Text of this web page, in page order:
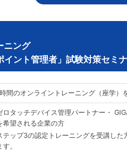
ニング
イント管理者」試験対策セミ
間のオンライントレーニング（座学）
ロタッチデバイス管理パートナー・
希望される企業の方
テップ3の認定トレーニングを受講した
す。